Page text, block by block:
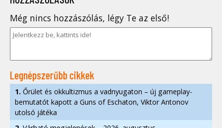
Még nincs hozzászólás, légy Te az első!
Legnépszerűbb cikkek
1. Őrület és okkultizmus a vadnyugaton – új gameplay-
bemutatót kapott a Guns of Eschaton, Viktor Antonov
utolsó játéka